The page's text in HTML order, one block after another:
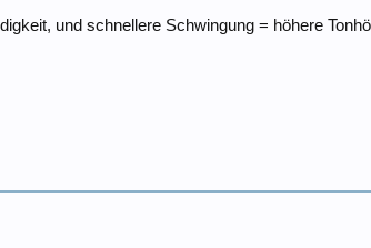
und schnellere Schwingung = höhere